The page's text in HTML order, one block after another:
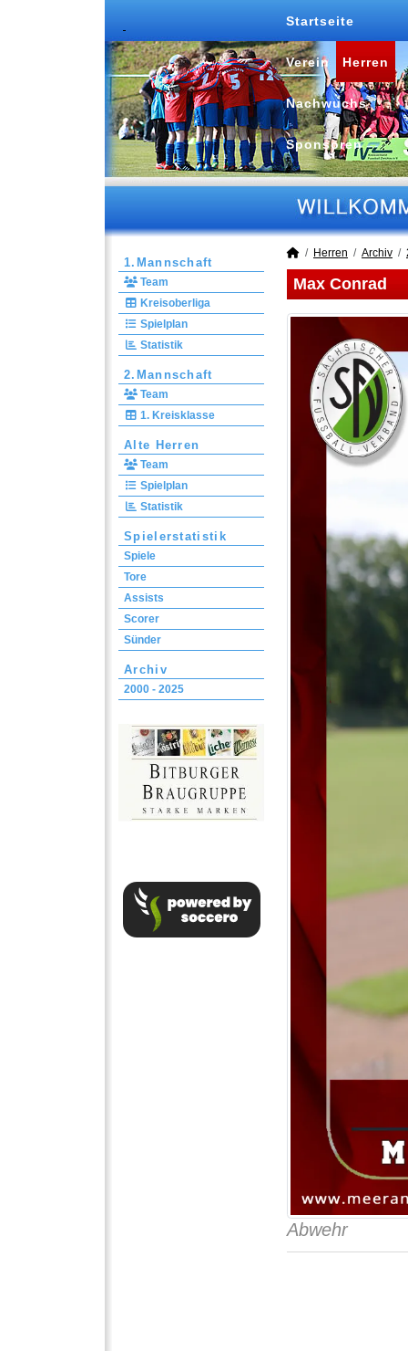
Startseite
Verein Herren
Nachwuchs
Sponsoren
1.Mannschaft
Team
Kreisoberliga
Spielplan
Statistik
2.Mannschaft
Team
1. Kreisklasse
Alte Herren
Team
Spielplan
Statistik
Spielerstatistik
Spiele
Tore
Assists
Scorer
Sünder
Archiv
2000 - 2025
Herren Archiv
Max Conrad
Abwehr